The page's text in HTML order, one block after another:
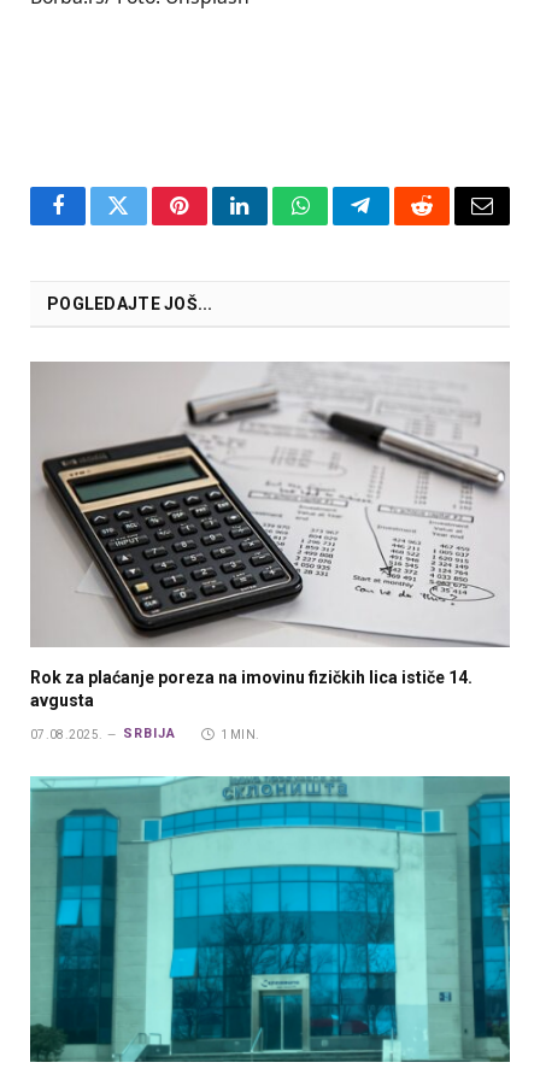
FacebookTwitterPinterestLinkedInWhatsAppTelegramRedditEmail
POGLEDAJTE JOŠ...
Rok za plaćanje poreza na imovinu fizičkih lica ističe 14.
avgusta
07.08.2025. SRBIJA 1 MIN.